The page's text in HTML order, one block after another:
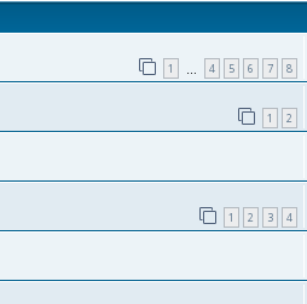
1 4 5 6 7 8
1 2
1 2 3 4